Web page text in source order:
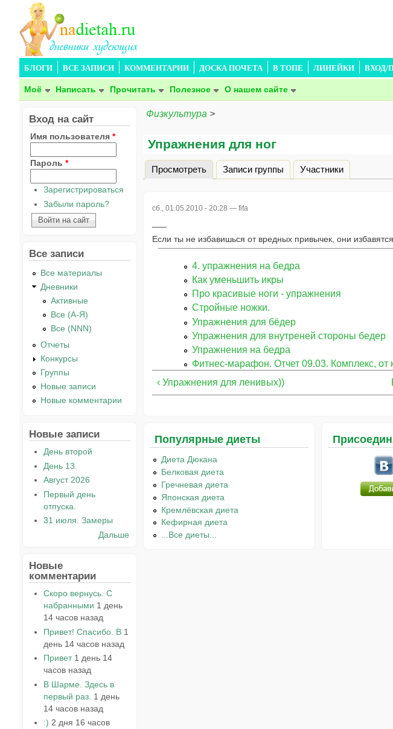
БЛОГИ ВСЕ ЗАПИСИ КОММЕНТАРИИ ДОСКА ПОЧЕТА В ТОПЕ ЛИНЕЙКИ ВХОД/
Моё Написать Прочитать Полезное О нашем сайте
Физкультура >
Упражнения для ног
Главные вкладки
Просмотреть (активная вкладка)
Записи группы Участники
сб., 01.05.2010 - 20:28 — fifa
Если ты не избавишься от вредных привычек, они избавятся
4. упражнения на бедра
Как уменьшить икры
Про красивые ноги - упражнения
Стройные ножки.
Упражнения для бёдер
Упражнения для внутреней стороны бедер
Упражнения на бедра
Фитнес-марафон. Отчет 09.03. Комплекс, от
‹ Упражнения для ленивых))
Популярные диеты
Диета Дюкана
Белковая диета
Гречневая диета
Японская диета
Кремлёвская диета
Кефирная диета
...Все диеты...
Вход на сайт
Имя пользователя *
Пароль *
Зарегистрироваться
Забыли пароль?
Все записи
Все материалы
Дневники
Активные
Все (А-Я)
Все (NNN)
Отчеты
Конкурсы
Группы
Новые записи
Новые комментарии
Новые записи
День второй
День 13.
Август 2026
Первый день
отпуска.
31 июля. Замеры
Дальше
Новые
комментарии
Скоро вернусь. С
набранными 1 день
14 часов назад
Привет! Спасибо. В 1
день 14 часов назад
Привет 1 день 14
часов назад
В Шарме. Здесь в
первый раз. 1 день
14 часов назад
:) 2 дня 16 часов